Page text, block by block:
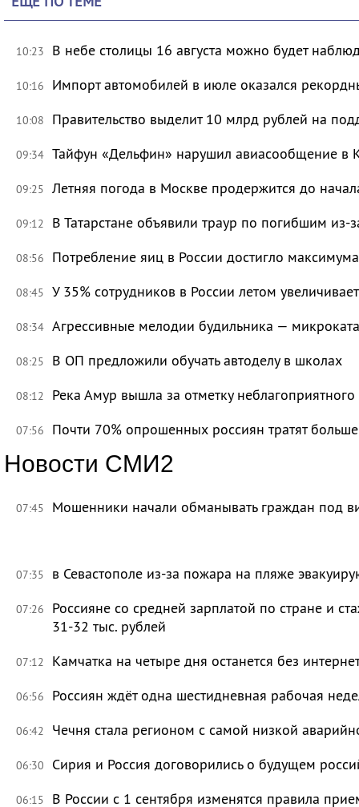
10:23 В небе столицы 16 августа можно будет
10:16 Импорт автомобилей в июле оказался
10:08 Правительство выделит 10 млрд рублей на
09:34 Тайфун «Дельфин» нарушил авиасообщение в
09:25 Летняя погода в Москве продержится до
09:12 В Татарстане объявили траур по погибшим из-
08:56 Потребление яиц в России достигло
08:45 У 35% сотрудников в России летом
08:34 Агрессивные мелодии будильника —
08:25 В ОП предложили обучать автоделу в школах
08:12 Река Амур вышла за отметку
07:56 Почти 70% опрошенных россиян тратят
Новости СМИ2
07:45 Мошенники начали обманывать граждан под
07:35 в Севастополе из-за пожара на пляже
07:26
Россияне со средней зарплатой по стране и
31-32 тыс. рублей
07:12 Камчатка на четыре дня останется без
06:56 Россиян ждёт одна шестидневная рабочая
06:42 Чечня стала регионом с самой низкой
06:30 Сирия и Россия договорились о будущем
06:15 В России с 1 сентября изменятся правила